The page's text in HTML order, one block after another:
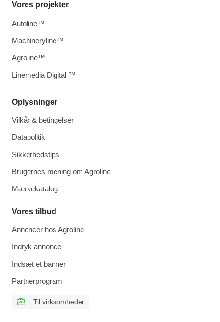
Oplysninger
Vilkår & betingelser
Datapolitik
Sikkerhedstips
Brugernes mening om Agroline
Mærkekatalog
Vores tilbud
Annoncer hos Agroline
Indryk annonce
Indsæt et banner
Partnerprogram
Til virksomheder
Vores projekter
Autoline™
Machineryline™
Agroline™
Linemedia Digital ™